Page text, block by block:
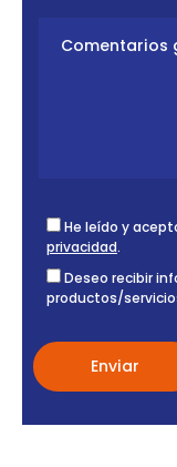
He leído y
privacidad.
Deseo recibir
productos/